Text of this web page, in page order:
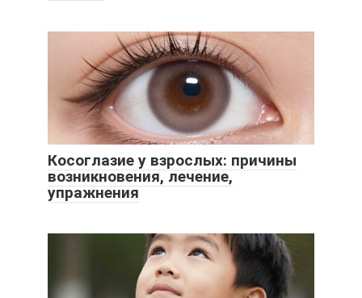
Косоглазие у взрослых: причины
возникновения, лечение,
упражнения